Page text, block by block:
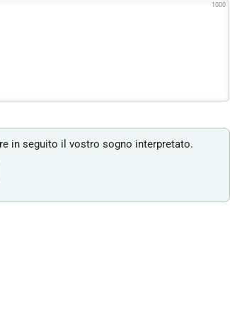
1000
in seguito il vostro sogno interpretato.